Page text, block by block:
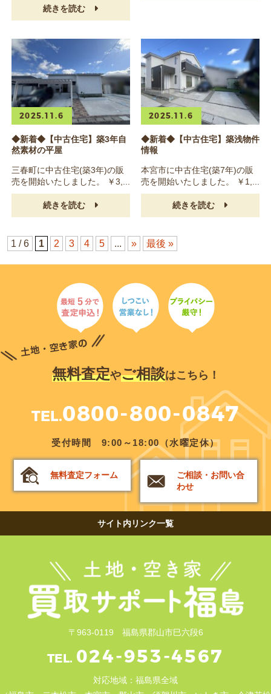
続きを読む
2025.11.6
◆新着◆【中古住宅】築3年自
然素材の平屋
三春町に中古住宅(築3年)の販
売を開始いたしました。 ￥3,...
続きを読む
2025.11.6
◆新着◆【中古住宅】築浅物件
情報
本宮市に中古住宅(築7年)の販
売を開始いたしました。 ￥1,...
続きを読む
1 / 6 1 2 3 4 5 ... » 最後 »
無料査定やご相談はこちら！
TEL.0800-800-0847
受付時間 9:00～18:00（水曜定休）
無料査定フォーム
ご相談・お問い合
わせ
サイト内リンク一覧
〒963-0119 福島県郡山市巳六段6
TEL. 024-953-4567
対応地域：福島県全域